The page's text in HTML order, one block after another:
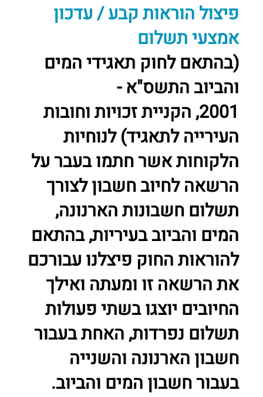
פיצול הוראות קבע / עדכון
אמצעי תשלום
(בהתאם לחוק תאגידי המים
והביוב התשס"א -
2001, הקניית זכויות וחובות
העירייה לתאגיד) לנוחיות
הלקוחות אשר חתמו בעבר על
הרשאה לחיוב חשבון לצורך
תשלום חשבונות הארנונה,
המים והביוב בעיריות, בהתאם
להוראות החוק פיצלנו עבורכם
את הרשאה זו ומעתה ואילך
החיובים יוצגו בשתי פעולות
תשלום נפרדות, האחת בעבור
חשבון הארנונה והשנייה
בעבור חשבון המים והביוב.